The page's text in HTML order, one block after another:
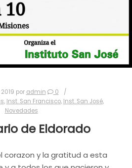
por admin
0
, Inst. San Francisco, Inst. San José,
Novedades
de Eldorado
corazon y la gratitud a esta